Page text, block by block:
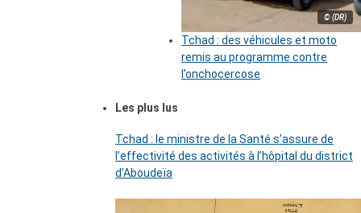
© (DR)
Tchad : des véhicules et moto
remis au programme contre
l’onchocercose
Les plus lus
Tchad : le ministre de la Santé s’assure de
l’effectivité des activités à l’hôpital du district
d’Aboudeïa